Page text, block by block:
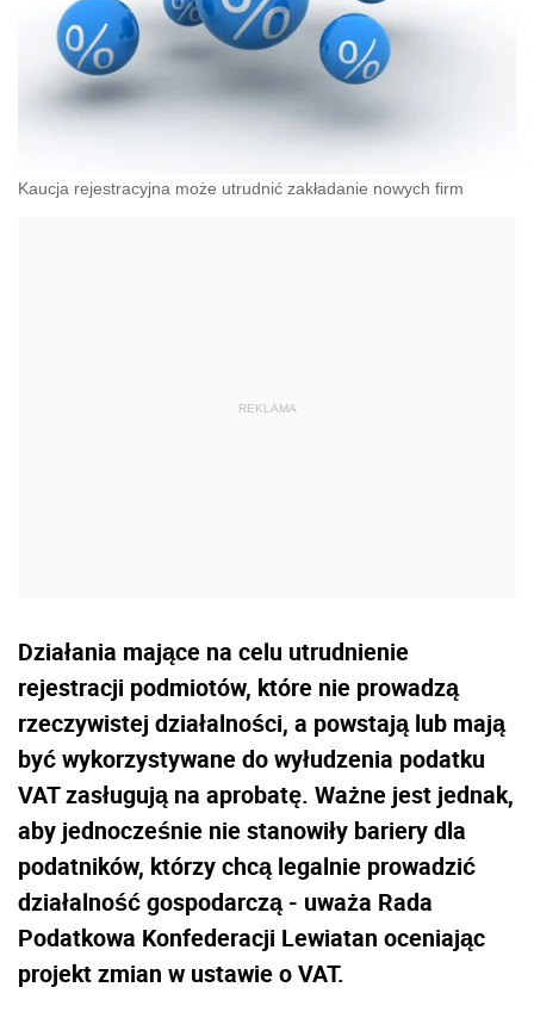
Kaucja rejestracyjna może utrudnić zakładanie nowych firm
Działania mające na celu utrudnienie
rejestracji podmiotów, które nie prowadzą
rzeczywistej działalności, a powstają lub mają
być wykorzystywane do wyłudzenia podatku
VAT zasługują na aprobatę. Ważne jest jednak,
aby jednocześnie nie stanowiły bariery dla
podatników, którzy chcą legalnie prowadzić
działalność gospodarczą - uważa Rada
Podatkowa Konfederacji Lewiatan oceniając
projekt zmian w ustawie o VAT.